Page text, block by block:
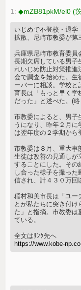
1:◆mZB81pkM/el0 (
いじめで不登校・退
拡散、尼崎市教委が第
兵庫県尼崎市教育委員
長期欠席している男子
れいじめ防止対策推進
会で調査を始めた。生
ーバーに相談。学校と
育長は「もっと早く学
だった」と述べた。(略
市教委によると、男子
うになり、昨年２月
は翌年度の２学期から
市教委は８月、重大事
生徒は改善の見通しが
することにした。その
し合った様子を撮っ
信され、計４３０万回
稲村和美市長は「ユー
とが私たちに突き付け
た」と指摘。市教委は
ている。
全文はﾘﾝｸ先へ
https://www.kobe-